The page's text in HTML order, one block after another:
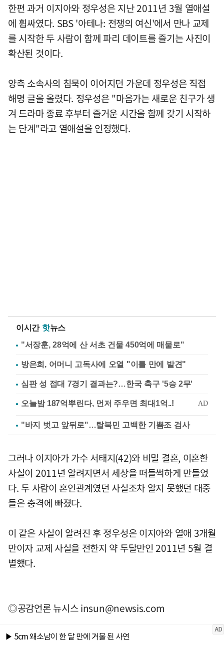
한편 과거 이지아와 정우성은 지난 2011년 3월 열애설
에 휩싸였다. SBS '아테나: 전쟁의 여신'에서 만나 교제
를 시작한 두 사람이 함께 파리 데이트를 즐기는 사진이
확산된 것이다.
양측 소속사의 침묵이 이어지던 가운데 정우성은 직접
해명 글을 올렸다. 정우성은 "마음가는 새로운 친구가 생
겨 드라마 종료 후부터 즐거운 시간을 함께 갖기 시작하
는 단계"라고 열애설을 인정했다.
이시간 핫뉴스
"서장훈, 28억에 산 서초 건물 450억에 매물로"
방은희, 어머니 고독사에 오열 "이틀 만에 발견"
심판 성 접대 7경기 결과는?…한국 축구 '5승 2무'
"바지 벗고 앞뒤로"…탈북민 고백한 기쁨조 검사
그러나 이지아가 가수 서태지(42)와 비밀 결혼, 이혼한
사실이 2011년 알려지면서 세상을 떠들썩하게 만들었
다. 두 사람이 혼인관계였던 사실조차 알지 못했던 대중
들은 충격에 빠졌다.
이 같은 사실이 알려진 후 정우성은 이지아와 열애 3개월
만이자 교제 사실을 전한지 약 두달만인 2011년 5월 결
별했다.
◎공감언론 뉴시스insun@newsis.com